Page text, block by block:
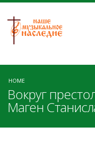
HOME
Вокруг
Маген